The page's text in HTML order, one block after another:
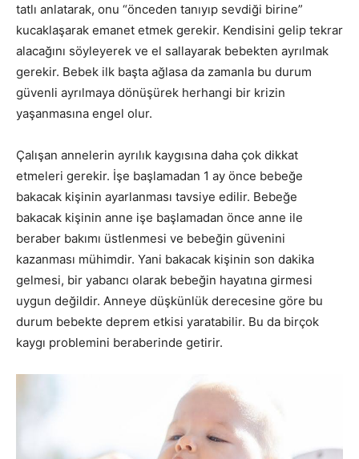
tatlı anlatarak, onu “önceden tanıyıp sevdiği birine”
kucaklaşarak emanet etmek gerekir. Kendisini gelip tekrar
alacağını söyleyerek ve el sallayarak bebekten ayrılmak
gerekir. Bebek ilk başta ağlasa da zamanla bu durum
güvenli ayrılmaya dönüşürek herhangi bir krizin
yaşanmasına engel olur.
Çalışan annelerin ayrılık kaygısına daha çok dikkat
etmeleri gerekir. İşe başlamadan 1 ay önce bebeğe
bakacak kişinin ayarlanması tavsiye edilir. Bebeğe
bakacak kişinin anne işe başlamadan önce anne ile
beraber bakımı üstlenmesi ve bebeğin güvenini
kazanması mühimdir. Yani bakacak kişinin son dakika
gelmesi, bir yabancı olarak bebeğin hayatına girmesi
uygun değildir. Anneye düşkünlük derecesine göre bu
durum bebekte deprem etkisi yaratabilir. Bu da birçok
kaygı problemini beraberinde getirir.